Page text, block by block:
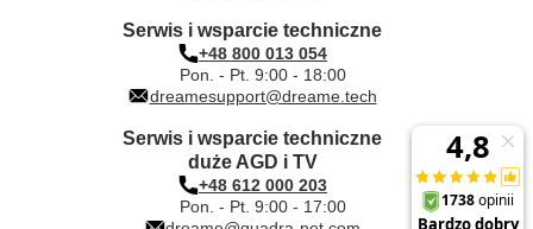
Serwis i wsparcie techniczne
+48 800 013 054
Pon. - Pt. 9:00 - 18:00
dreamesupport@dreame.tech
Serwis i wsparcie techniczne
duże AGD i TV
+48 612 000 203
Pon. - Pt. 9:00 - 17:00